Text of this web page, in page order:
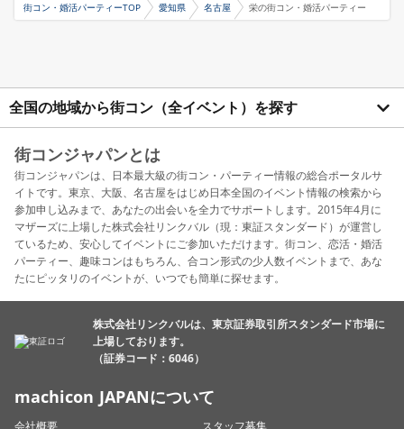
街コン・婚活パーティーTOP 愛知県 名古屋 栄の街コン・婚活パーティー
全国の地域から街コン（全イベント）を探す
街コンジャパンとは
街コンジャパンは、日本最大級の街コン・パーティー情報の総合ポータルサ
イトです。東京、大阪、名古屋をはじめ日本全国のイベント情報の検索から
参加申し込みまで、あなたの出会いを全力でサポートします。2015年4月に
マザーズに上場した株式会社リンクバル（現：東証スタンダード）が運営し
ているため、安心してイベントにご参加いただけます。街コン、恋活・婚活
パーティー、趣味コンはもちろん、合コン形式の少人数イベントまで、あな
たにピッタリのイベントが、いつでも簡単に探せます。
株式会社リンクバルは、東京証券取引所スタンダード市場に
上場しております。
（証券コード：6046）
machicon JAPANについて
会社概要
スタッフ募集